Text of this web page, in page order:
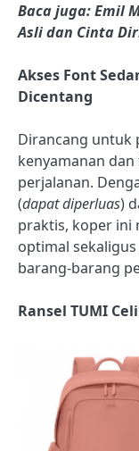
Baca juga: Emil
Asli dan Cinta
Akses Font
Dicentang
Dirancang untuk
kenyamanan
perjalanan.
(dapat diperluas)
praktis, koper ini
optimal
barang-barang
Ransel TUMI